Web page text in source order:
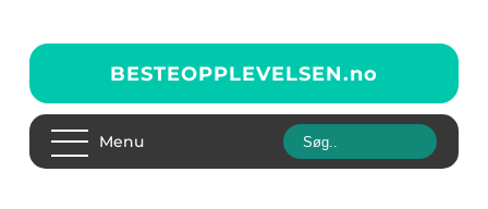
BESTEOPPLEVELSEN.no
Menu